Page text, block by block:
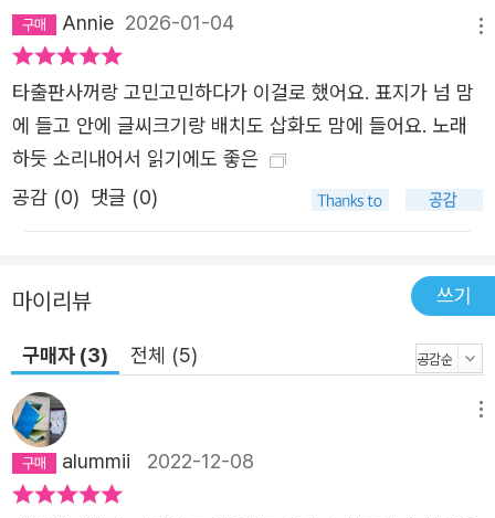
Annie 2026-01-04
타출판사꺼랑 고민고민하다가 이걸로 했어요. 표지가 넘 맘
에 들고 안에 글씨크기랑 배치도 삽화도 맘에 들어요. 노래
하듯 소리내어서 읽기에도 좋은
공감 (0) 댓글 (0)
마이리뷰 쓰기
구매자 (3) 전체 (5)
alummii 2022-12-08